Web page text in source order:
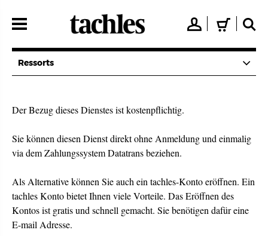
zum
👤 🛒 🔍
Ressorts
Der Bezug dieses Dienstes ist kostenpflichtig.
Sie können diesen Dienst direkt ohne Anmeldung und einmalig
via dem Zahlungssystem Datatrans beziehen.
Als Alternative können Sie auch ein tachles-Konto eröffnen. Ein
tachles Konto bietet Ihnen viele Vorteile. Das Eröffnen des
Kontos ist gratis und schnell gemacht. Sie benötigen dafür eine
E-mail Adresse.